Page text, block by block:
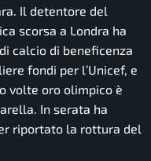
Il detentore del
scorsa a Londra ha
calcio di beneficenza
fondi per l’Unicef, e
volte oro olimpico è
In serata ha
riportato la rottura del